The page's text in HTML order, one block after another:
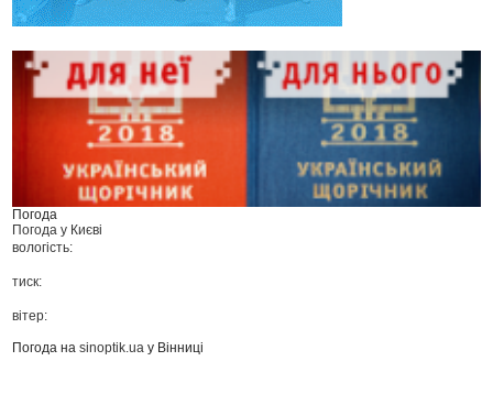
Погода
Погода у Києві
вологість:
тиск:
вітер:
Погода наsinoptik.ua у Вінниці